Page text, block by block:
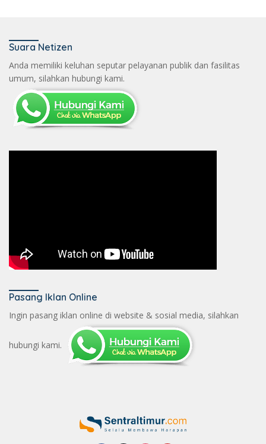
Suara Netizen
Anda memiliki keluhan seputar pelayanan publik dan fasilitas
umum, silahkan hubungi kami.
Pasang Iklan Online
Ingin pasang iklan online di website & sosial media, silahkan
hubungi kami.